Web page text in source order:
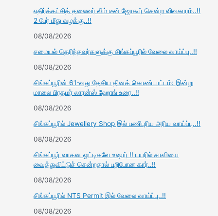
எதிர்க்கட்சித் தலைவர் லிம் டீன் ஜோகூர் சென்ற விவகாரம்..!!
2 பேர் மீது வழக்கு..!!
08/08/2026
சமையல் தெரிந்தவர்களுக்கு சிங்கப்பூரில் வேலை வாய்ப்பு..!!
08/08/2026
சிங்கப்பூரின் 61-வது தேசிய தினக் கொண்டாட்டம்: இன்று
மாலை பிரதமர் லாரன்ஸ் ஹோங் உரை..!!
08/08/2026
சிங்கப்பூரில் Jewellery Shop இல் பணிபுரிய அரிய வாய்ப்பு..!!
08/08/2026
சிங்கப்பூர் வாகன ஓட்டிகளே உஷார் !! டயரில் சாவியை
வைத்துவிட்டுச் சென்றதால் பறிபோன கார்..!!
08/08/2026
சிங்கப்பூரில் NTS Permit இல் வேலை வாய்ப்பு..!!
08/08/2026